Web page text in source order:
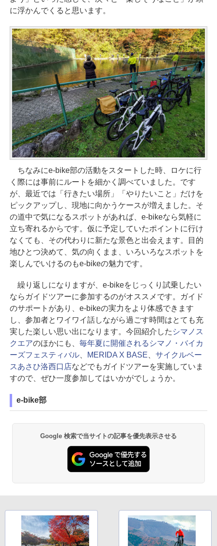
に浮かんでくると思います。
ちなみにe-bike部の活動をスタートした時、ロケに行
く際には事前にルートを細かく調べていました。です
が、最近では「行きたい場所」「やりたいこと」だけを
ピックアップし、現地に向かうケースが増えました。そ
の道中で気になるスポットがあれば、e-bikeなら気軽に
立ち寄れるからです。仮に予定していたポイントに行け
なくても、その代わりに新たな景色と出会えます。目的
地ひとつ決めて、気の向くまま、いろいろなスポットを
楽しんでいけるのもe-bikeの魅力です。
繰り返しになりますが、e-bikeをじっくり試乗したい
ならガイドツアーに参加するのがオススメです。ガイド
のサポートがあり、e-bikeの実力をより体感できます
し、参加者とワイワイ話しながら過ごす時間はとても充
実した楽しい思い出になります。今回紹介した シマノス
クエアのほかにも、 毎年夏に開催されるシマノ・バイカ
ーズフェスティバル、 MERIDA X BASE
サイクルベー
スあさひ洛西口店などでもガイドツアーを実施していま
すので、ぜひ一度参加してはいかがでしょうか。
e-bike部
Google 検索で当サイトの記事を優先表示させる